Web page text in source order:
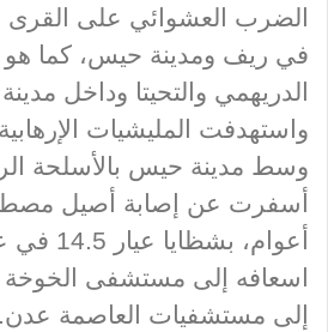
الضرب العشوائي على القرى
في ريف ومدينة حيس، كما هو
الدريهمي والتحيتا وداخل
واستهدفت المليشيات
وسط مدينة حيس بالأسلحة
أعوام،
اسعافه إلى مستشفى
إلى مستشفيات العاصمة عدن.